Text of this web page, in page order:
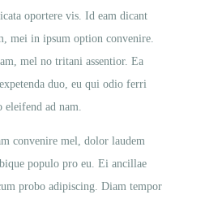
oportere vis. Id eam dicant
mei in ipsum option convenire.
mel no tritani assentior. Ea
duo, eu qui odio ferri
ad nam.
convenire mel, dolor laudem
populo pro eu. Ei ancillae
probo adipiscing. Diam tempor